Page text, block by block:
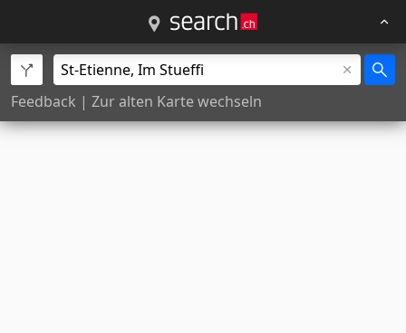
Feedback | Zur alten Karte wechseln